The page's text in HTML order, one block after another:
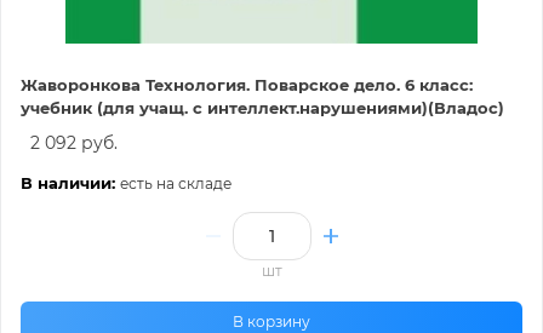
Жаворонкова Технология. Поварское дело. 6 класс:
учебник (для учащ. с интеллект.нарушениями)(Владос)
2 092 руб.
В наличии: есть на складе
шт
В корзину